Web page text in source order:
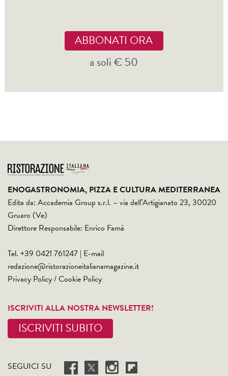
ABBONATI ORA
a soli € 50
ENOGASTRONOMIA, PIZZA E CULTURA MEDITERRANEA
Edita da: Accademia Group s.r.l. – via dell’Artigianato 23, 30020
Gruaro (Ve)
Direttore Responsabile: Enrico Famà
Tel. +39 0421 761247 | E-mail
redazione@ristorazioneitalianamagazine.it
Privacy Policy/Cookie Policy
ISCRIVITI ALLA NOSTRA NEWSLETTER!
ISCRIVITI SUBITO
SEGUICI SU